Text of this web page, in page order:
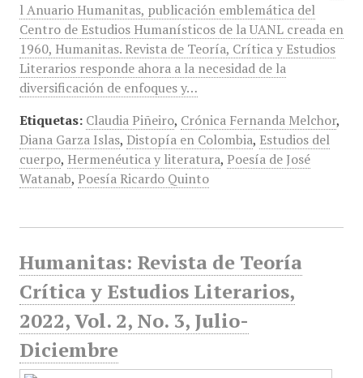
l Anuario Humanitas, publicación emblemática del
Centro de Estudios Humanísticos de la UANL creada en
1960, Humanitas. Revista de Teoría, Crítica y Estudios
Literarios responde ahora a la necesidad de la
diversificación de enfoques y…
Etiquetas: Claudia Piñeiro, Crónica Fernanda Melchor,
Diana Garza Islas, Distopía en Colombia, Estudios del
cuerpo, Hermenéutica y literatura, Poesía de José
Watanab, Poesía Ricardo Quinto
Humanitas: Revista de Teoría
Crítica y Estudios Literarios,
2022, Vol. 2, No. 3, Julio-
Diciembre